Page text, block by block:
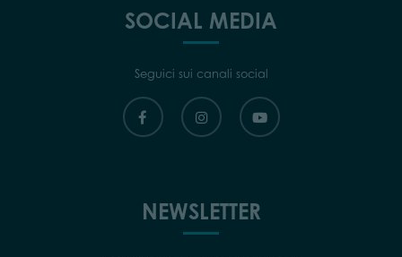
SOCIAL MEDIA
Seguici sui canali social
NEWSLETTER